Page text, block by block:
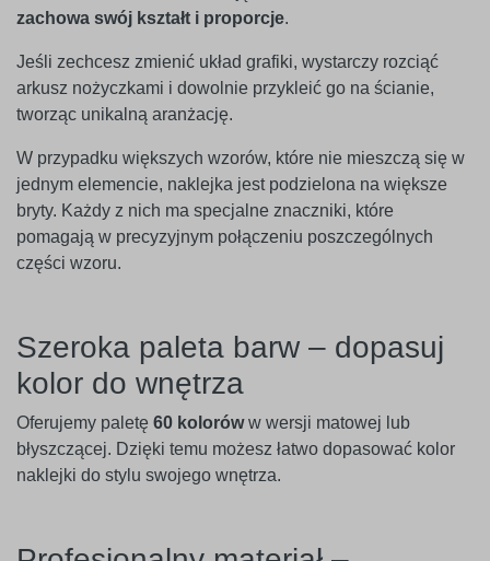
zachowa swój kształt i proporcje.
Jeśli zechcesz zmienić układ grafiki, wystarczy rozciąć
arkusz nożyczkami i dowolnie przykleić go na ścianie,
tworząc unikalną aranżację.
W przypadku większych wzorów, które nie mieszczą się w
jednym elemencie, naklejka jest podzielona na większe
bryty. Każdy z nich ma specjalne znaczniki, które
pomagają w precyzyjnym połączeniu poszczególnych
części wzoru.
Szeroka paleta barw – dopasuj
kolor do wnętrza
Oferujemy paletę 60 koloróww wersji matowej lub
błyszczącej. Dzięki temu możesz łatwo dopasować kolor
naklejki do stylu swojego wnętrza.